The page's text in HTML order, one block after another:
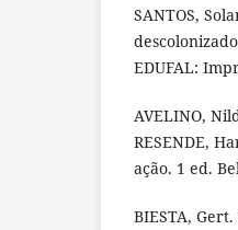
SANTOS,
EDUFAL:
AVELINO,
RESENDE,
ação. 1 ed.
BIESTA,